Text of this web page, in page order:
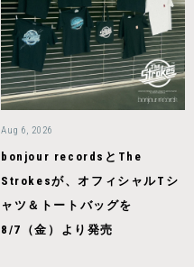
Aug 6, 2026
bonjour recordsとThe
Strokesが、オフィシャルTシ
ャツ＆トートバッグを
8/7（金）より発売